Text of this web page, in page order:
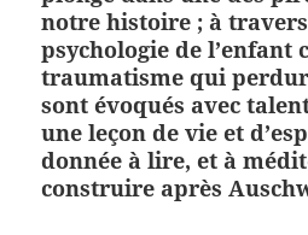
notre histoire ; à
psychologie de l’enfant
traumatisme qui
sont évoqués avec
une leçon de vie et
donnée à lire, et à
construire après